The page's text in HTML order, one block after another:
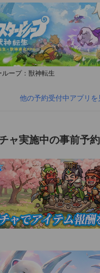
ループ：獣神転生
他の予約受付中アプリを
ャ実施中の事前予